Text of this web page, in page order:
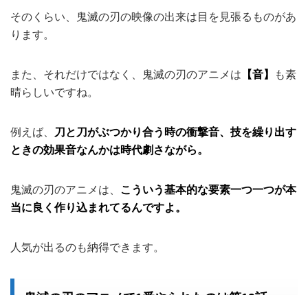
そのくらい、鬼滅の刃の映像の出来は目を見張るものがあ
ります。
また、それだけではなく、鬼滅の刃のアニメは 【音】
も素
晴らしいですね。
例えば、
刀と刀がぶつかり合う時の衝撃音、技を繰り出す
ときの効果音なんかは時代劇さながら。
鬼滅の刃のアニメは、 こういう基本的な要素一つ一つが本
当に良く作り込まれてるんですよ。
人気が出るのも納得できます。